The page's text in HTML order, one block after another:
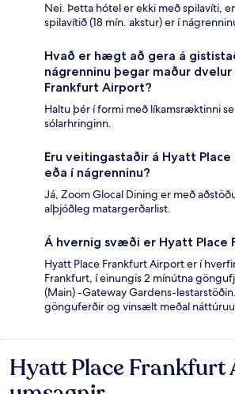
Nei. Þetta hótel er ekki með spilavíti,
spilavítið (18 mín. akstur) er í
Hvað er hægt að gera á
nágrenninu þegar maður dvelur
Frankfurt Airport?
Haltu þér í formi með líkamsræktinni
sólarhringinn.
Eru veitingastaðir á Hyatt
eða í nágrenninu?
Já, Zoom Glocal Dining er með
alþjóðleg matargerðarlist.
Á hvernig svæði er Hyatt Place
Hyatt Place Frankfurt Airport er í
Frankfurt, í einungis 2 mínútna
(Main) -Gateway Gardens-
gönguferðir og vinsælt meðal
Umsagnir
Hyatt Place